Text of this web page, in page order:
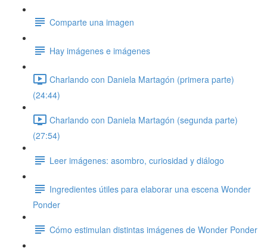
Comparte una imagen
Hay imágenes e imágenes
Charlando con Daniela Martagón (primera parte)
(24:44)
Charlando con Daniela Martagón (segunda parte)
(27:54)
Leer imágenes: asombro, curiosidad y diálogo
Ingredientes útiles para elaborar una escena Wonder
Ponder
Cómo estimulan distintas imágenes de Wonder Ponder